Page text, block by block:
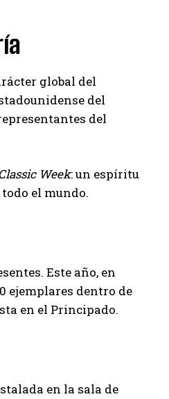
global del
del
del
Week: un espíritu
el mundo.
Este año, en
ejemplares dentro de
en el Principado.
en la sala de